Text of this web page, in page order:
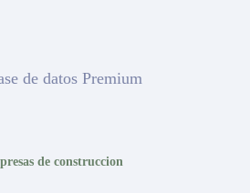
de datos Premium